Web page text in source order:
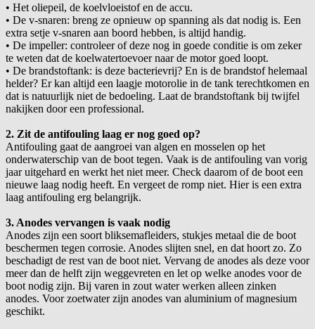
• Het oliepeil, de koelvloeistof en de accu.
• De v-snaren: breng ze opnieuw op spanning als dat nodig is. Een
extra setje v-snaren aan boord hebben, is altijd handig.
• De impeller: controleer of deze nog in goede conditie is om zeker
te weten dat de koelwatertoevoer naar de motor goed loopt.
• De brandstoftank: is deze bacterievrij? En is de brandstof helemaal
helder? Er kan altijd een laagje motorolie in de tank terechtkomen en
dat is natuurlijk niet de bedoeling. Laat de brandstoftank bij twijfel
nakijken door een professional.
2. Zit de antifouling laag er nog goed op?
Antifouling gaat de aangroei van algen en mosselen op het
onderwaterschip van de boot tegen. Vaak is de antifouling van vorig
jaar uitgehard en werkt het niet meer. Check daarom of de boot een
nieuwe laag nodig heeft. En vergeet de romp niet. Hier is een extra
laag antifouling erg belangrijk.
3. Anodes vervangen is vaak nodig
Anodes zijn een soort bliksemafleiders, stukjes metaal die de boot
beschermen tegen corrosie. Anodes slijten snel, en dat hoort zo. Zo
beschadigt de rest van de boot niet. Vervang de anodes als deze voor
meer dan de helft zijn weggevreten en let op welke anodes voor de
boot nodig zijn. Bij varen in zout water werken alleen zinken
anodes. Voor zoetwater zijn anodes van aluminium of magnesium
geschikt.